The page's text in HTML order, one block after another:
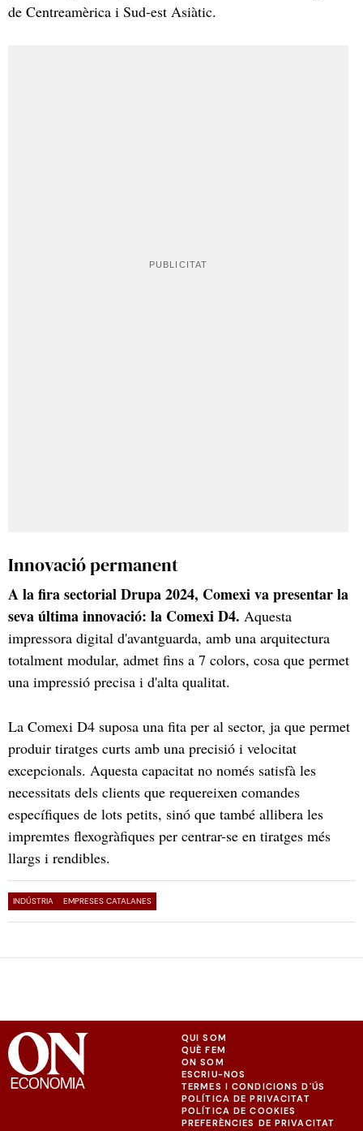
de Centreamèrica i Sud-est Asiàtic.
Innovació permanent
A la fira sectorial Drupa 2024, Comexi va presentar la
seva última innovació: la Comexi D4. Aquesta
impressora digital d'avantguarda, amb una arquitectura
totalment modular, admet fins a 7 colors, cosa que permet
una impressió precisa i d'alta qualitat.
La Comexi D4 suposa una fita per al sector, ja que permet
produir tiratges curts amb una precisió i velocitat
excepcionals. Aquesta capacitat no només satisfà les
necessitats dels clients que requereixen comandes
específiques de lots petits, sinó que també allibera les
impremtes flexogràfiques per centrar-se en tiratges més
llargs i rendibles.
INDÚSTRIA EMPRESES CATALANES
QUI SOM
QUÈ FEM
ON SOM
ESCRIU-NOS
TERMES I CONDICIONS D'ÚS
POLÍTICA DE PRIVACITAT
POLÍTICA DE COOKIES
PREFERÈNCIES DE PRIVACITAT